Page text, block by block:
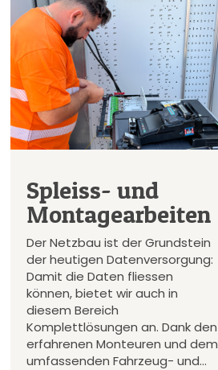
Spleiss- und
Montagearbeiten
Der Netzbau ist der Grundstein
der heutigen Datenversorgung:
Damit die Daten fliessen
können, bietet wir auch in
diesem Bereich
Komplettlösungen an. Dank den
erfahrenen Monteuren und dem
umfassenden Fahrzeug- und…